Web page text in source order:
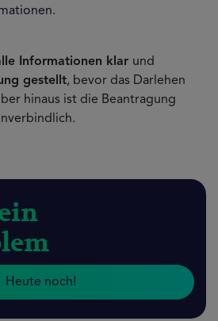
Informationen klar und
gestellt, bevor das Darlehen
hinaus ist die Beantragung
Heute noch!